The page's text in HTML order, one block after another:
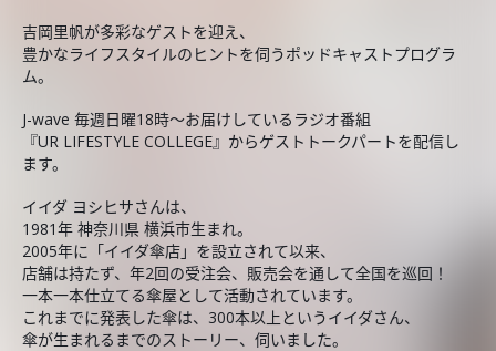
吉岡里帆が多彩なゲストを迎え、
豊かなライフスタイルのヒントを伺うポッドキャストプログラ
ム。
J-wave 毎週日曜18時～お届けしているラジオ番組
『UR LIFESTYLE COLLEGE』からゲストトークパートを配信し
ます。
イイダ ヨシヒサさんは、
1981年 神奈川県 横浜市生まれ。
2005年に「イイダ傘店」を設立されて以来、
店舗は持たず、年2回の受注会、販売会を通して全国を巡回！
一本一本仕立てる傘屋として活動されています。
これまでに発表した傘は、300本以上というイイダさん、
傘が生まれるまでのストーリー、伺いました。